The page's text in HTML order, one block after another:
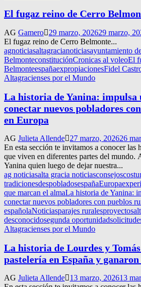
El fugaz reino de Cerro
AG Gamero 29 marzo, 202629 marzo,
El fugaz reino de Cerro Belmonte...
agnoticiasaltagracianoticiasayuntamiento
BelmonteconstituciónCronicas al voleoEl
BelmonteespañaexpropiacionesFidel
Altagracienses por el Mundo
La historia de Yanina: impulsa
conectar nuevos pobladores
en Europa
AG Julieta Allende 27 marzo, 202626
En esta sección te invitamos a conocer las
que viven en diferentes partes del mundo.
Yanina quien luego de dejar nuestra...
ag noticiasalta gracia noticiasconsejos
tradicionesdespobladosespañaEuropa
que marcan el almaLa historia de Yanina:
conectar nuevos pobladores con pueblos
españolaNoticiasparajes ruralesproyecto
desconocidosegunda oportunidad
Altagracienses por el Mundo
La historia de Lourdes y
pastelería en España y
AG Julieta Allende 13 marzo, 202613